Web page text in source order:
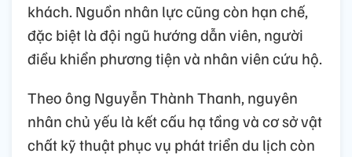
khách. Nguồn nhân lực cũng còn hạn chế,
đặc biệt là đội ngũ hướng dẫn viên, người
điều khiển phương tiện và nhân viên cứu hộ.
Theo ông Nguyễn Thành Thanh, nguyên
nhân chủ yếu là kết cấu hạ tầng và cơ sở vật
chất kỹ thuật phục vụ phát triển du lịch còn